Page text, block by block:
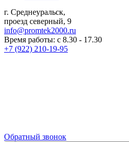
г. Среднеуральск,
проезд северный, 9
info@promtek2000.ru
Время работы: с 8.30 - 17.30
+7 (922) 210-19-95
Обратный звонок